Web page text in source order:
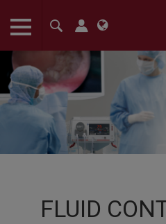
The language setting of your
FLUID